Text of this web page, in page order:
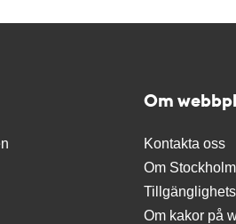
Om
Kontakta oss
Om
Om kakor på